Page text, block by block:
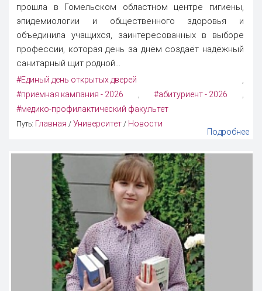
прошла в Гомельском областном центре гигиены,
эпидемиологии и общественного здоровья и
объединила учащихся, заинтересованных в выборе
профессии, которая день за днём создаёт надёжный
санитарный щит родной...
#Единый день открытых дверей ,
#приемная кампания - 2026 ,#абитуриент - 2026 ,
#медико-профилактический факультет
Путь: Главная / Университет / Новости
Подробнее